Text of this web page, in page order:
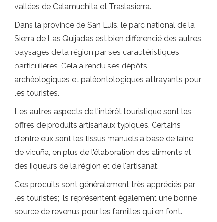
vallées de Calamuchita et Traslasierra.
Dans la province de San Luis, le parc national de la
Sierra de Las Quijadas est bien différencié des autres
paysages de la région par ses caractéristiques
particulières. Cela a rendu ses dépôts
archéologiques et paléontologiques attrayants pour
les touristes.
Les autres aspects de l'intérêt touristique sont les
offres de produits artisanaux typiques. Certains
d'entre eux sont les tissus manuels à base de laine
de vicuña, en plus de l'élaboration des aliments et
des liqueurs de la région et de l'artisanat.
Ces produits sont généralement très appréciés par
les touristes; Ils représentent également une bonne
source de revenus pour les familles qui en font.